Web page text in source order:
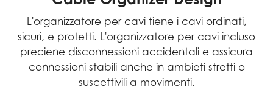
L'organizzatore per cavi tiene i cavi ordinati,
sicuri, e protetti. L'organizzatore per cavi incluso
preciene disconnessioni accidentali e assicura
connessioni stabili anche in ambieti stretti o
suscettivili a movimenti.